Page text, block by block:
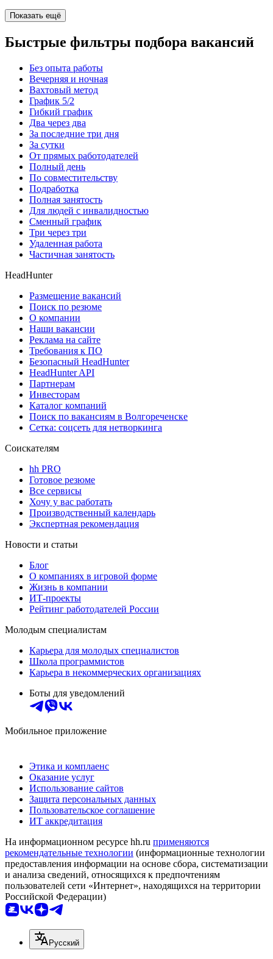
Показать ещё
Быстрые фильтры подбора вакансий
Без опыта работы
Вечерняя и ночная
Вахтовый метод
График 5/2
Гибкий график
Два через два
За последние три дня
За сутки
От прямых работодателей
Полный день
По совместительству
Подработка
Полная занятость
Для людей с инвалидностью
Сменный график
Три через три
Удаленная работа
Частичная занятость
HeadHunter
Размещение вакансий
Поиск по резюме
О компании
Наши вакансии
Реклама на сайте
Требования к ПО
Безопасный HeadHunter
HeadHunter API
Партнерам
Инвесторам
Каталог компаний
Поиск по вакансиям в Волгореченске
Сетка: соцсеть для нетворкинга
Соискателям
hh PRO
Готовое резюме
Все сервисы
Хочу у вас работать
Производственный календарь
Экспертная рекомендация
Новости и статьи
Блог
О компаниях в игровой форме
Жизнь в компании
ИТ-проекты
Рейтинг работодателей России
Молодым специалистам
Карьера для молодых специалистов
Школа программистов
Карьера в некоммерческих организациях
Боты для уведомлений
Мобильное приложение
Этика и комплаенс
Оказание услуг
Использование сайтов
Защита персональных данных
Пользовательское соглашение
ИТ аккредитация
На информационном ресурсе hh.ru применяются
рекомендательные технологии (информационные технологии
предоставления информации на основе сбора, систематизации
и анализа сведений, относящихся к предпочтениям
пользователей сети «Интернет», находящихся на территории
Российской Федерации)
Русский